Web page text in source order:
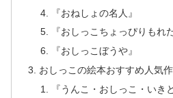
『おねしょの名人』
『おしっこちょっぴりもれ
『おしっこぼうや』
おしっこの絵本おすすめ人気
『うんこ・おしっこ・いき